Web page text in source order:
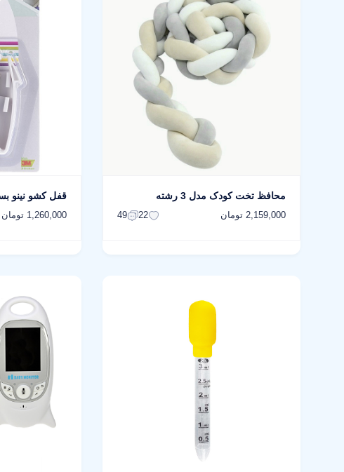
محافظ تخت کودک مدل 3 رشته
2,159,000 تومان 22
49
قفل کشو نینو بسته 4
1,260,000 تومان